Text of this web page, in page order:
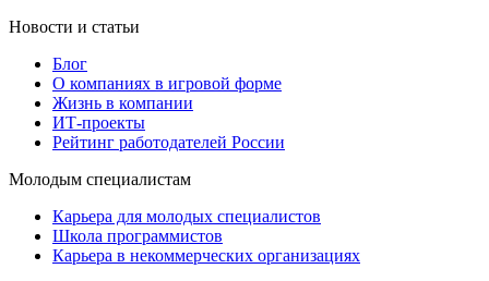
Новости и статьи
Блог
О компаниях в игровой форме
Жизнь в компании
ИТ-проекты
Рейтинг работодателей России
Молодым специалистам
Карьера для молодых специалистов
Школа программистов
Карьера в некоммерческих организациях